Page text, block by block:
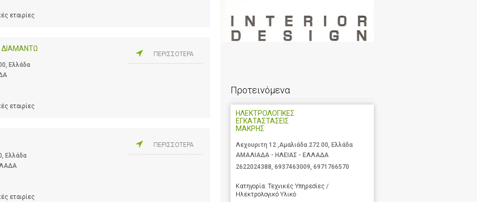
εταιρίες
ΔΙΑΜΑΝΤΩ
Ελλάδα
εταιρίες
ΠΕΡΙΣΣΟΤΕΡΑ
Ελλάδα
εταιρίες
ΠΕΡΙΣΣΟΤΕΡΑ
Προτεινόμενα
ΗΛΕΚΤΡΟΛΟΓΙΚΕΣ
ΕΓΚΑΤΑΣΤΑΣΕΙΣ
ΜΑΚΡΗΣ
Λεχουριτη 12 ,Αμαλιάδα 272 00, Ελλάδα
ΑΜΑΛΙΑΔΑ - ΗΛΕΙΑΣ - ΕΛΛΑΔΑ
2622024388 6937463009 6971766570
Κατηγορία: Τεχνικές Υπηρεσίες /
Ηλεκτρολογικό Υλικό